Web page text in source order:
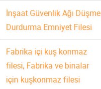
İnşaat Güvenlik Ağı Düşme
Durdurma Emniyet Filesi
Fabrika içi kuş konmaz
filesi, Fabrika ve binalar
için kuşkonmaz filesi